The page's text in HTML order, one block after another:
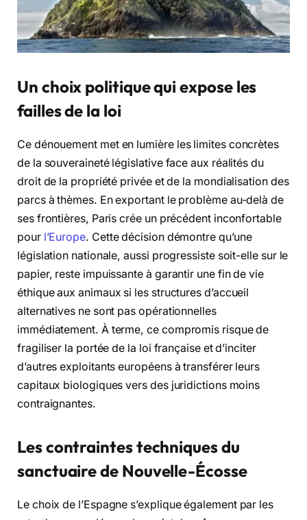
Un choix politique qui expose les
failles de la loi
Ce dénouement met en lumière les limites concrètes
de la souveraineté législative face aux réalités du
droit de la propriété privée et de la mondialisation des
parcs à thèmes. En exportant le problème au-delà de
ses frontières, Paris crée un précédent inconfortable
pour l’Europe. Cette décision démontre qu’une
législation nationale, aussi progressiste soit-elle sur le
papier, reste impuissante à garantir une fin de vie
éthique aux animaux si les structures d’accueil
alternatives ne sont pas opérationnelles
immédiatement. À terme, ce compromis risque de
fragiliser la portée de la loi française et d’inciter
d’autres exploitants européens à transférer leurs
capitaux biologiques vers des juridictions moins
contraignantes.
Les contraintes techniques du
sanctuaire de Nouvelle-Écosse
Le choix de l’Espagne s’explique également par les